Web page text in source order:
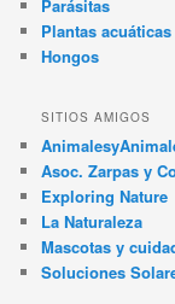
Parásitas
Plantas acuáticas
Hongos
SITIOS AMIGOS
Asoc. Zarpas y
Exploring Nature
La Naturaleza
Mascotas y
Soluciones